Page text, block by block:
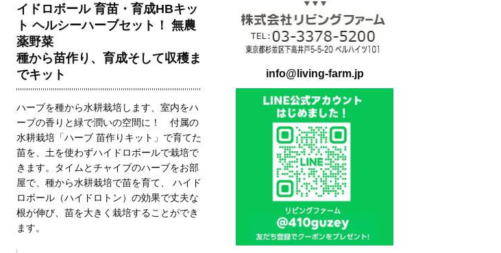
イドロボール 育苗・育成HBキッ
ト ヘルシーハーブセット！ 無農
薬野菜
種から苗作り、育成そして収穫ま
でキット
ハーブを種から水耕栽培します、室内をハ
ーブの香りと緑で潤いの空間に！ 付属の
水耕栽培「ハーブ 苗作りキット」で育てた
苗を、土を使わずハイドロボールで栽培で
きます。タイムとチャイブのハーブをお部
屋で、種から水耕栽培で苗を育て、 ハイド
ロボール（ハイドロトン）の効果で丈夫な
根が伸び、苗を大きく栽培することができ
ます。
info@living-farm.jp